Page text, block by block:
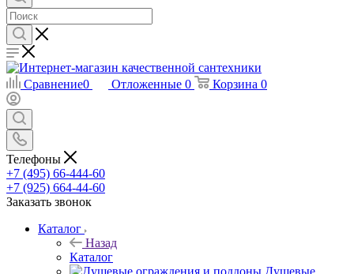
Сравнение0 Отложенные 0 Корзина 0
Телефоны
+7 (495) 66-444-60
+7 (925) 664-44-60
Заказать звонок
Каталог
Назад
Каталог
Душевые